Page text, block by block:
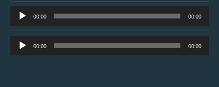
áudio
Tocador
de
áudio
00:00 00:00
Tocador
de
00:00 00:00